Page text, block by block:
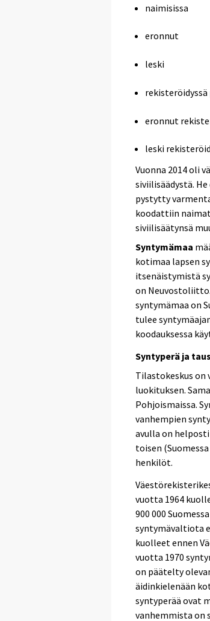
naimisissa
eronnut
leski
eronnut
leski
Vuonna 2014 oli
siviilisäädystä.
pystytty
koodattiin
siviilisäätynsä
Syntymämaa
kotimaa lapsen
itsenäistymistä
on
syntymämaa on
tulee
koodauksessa
Syntyperä ja
Tilastokeskus on
luokituksen.
Pohjoismaissa.
vanhempien
avulla on
toisen
henkilöt.
vuotta 1964
900 000
syntymävaltiota
kuolleet ennen
vuotta 1970
on päätelty
äidinkielenään
syntyperää ovat
vanhemmista on